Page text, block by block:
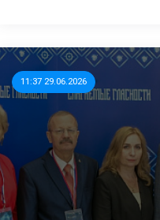
11:37 29.06.2026